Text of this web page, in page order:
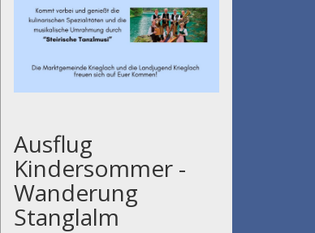
Ausflug
Kindersommer -
Wanderung
Stanglalm